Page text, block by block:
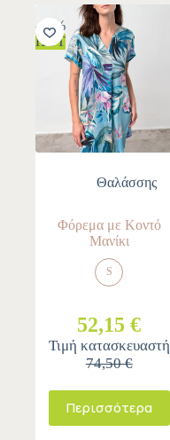
-30%
HOT
Θαλάσσης
Φόρεμα με Κοντό
Μανίκι
S
52,15 €
Τιμή κατασκευαστή
74,50 €
Περισσότερα